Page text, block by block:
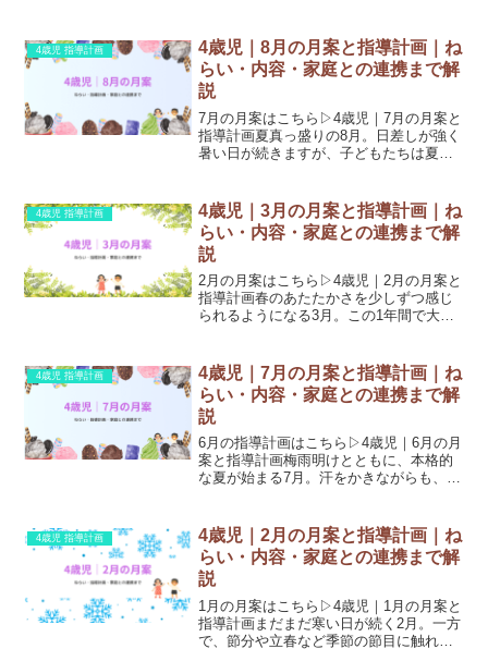
を知ったりと、多くの学びを重ねていき
ます。今回は、4歳...
4歳児 指導計画
4歳児｜8月の月案と指導計画｜ね
らい・内容・家庭との連携まで解
説
7月の月案はこちら▷4歳児｜7月の月案と
指導計画夏真っ盛りの8月。日差しが強く
暑い日が続きますが、子どもたちは夏な
からこそ味わえる体験を通して、豊かな
感性や身体の発達を...
4歳児 指導計画
4歳児｜3月の月案と指導計画｜ね
らい・内容・家庭との連携まで解
説
2月の月案はこちら▷4歳児｜2月の月案と
指導計画春のあたたかさを少しずつ感じ
られるようになる3月。この1年間で大き
を過ごしています。今回は、4歳児3月の
月案を、保育のねら...
4歳児 指導計画
4歳児｜7月の月案と指導計画｜ね
らい・内容・家庭との連携まで解
説
6月の指導計画はこちら▷4歳児｜6月の月
案と指導計画梅雨明けとともに、本格的
な夏が始まる7月。汗をかきながらも、戸
ちの活動もさらに活発になります。今回
は、4歳児7月の月...
4歳児 指導計画
4歳児｜2月の月案と指導計画｜ね
らい・内容・家庭との連携まで解
説
1月の月案はこちら▷4歳児｜1月の月案と
指導計画まだまだ寒い日が続く2月。一方
で、節分や立春など季節の節目に触れな